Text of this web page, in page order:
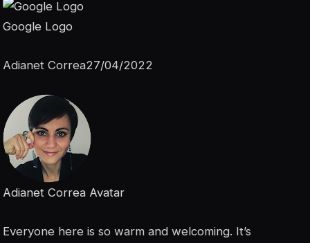
Google Logo
Adianet Correa27/04/2022
Adianet Correa Avatar
Everyone here is so warm and welcoming. It’s